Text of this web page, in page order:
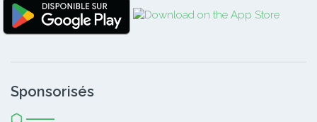
Sponsorisés